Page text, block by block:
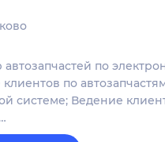
по
по
системе; Ведение